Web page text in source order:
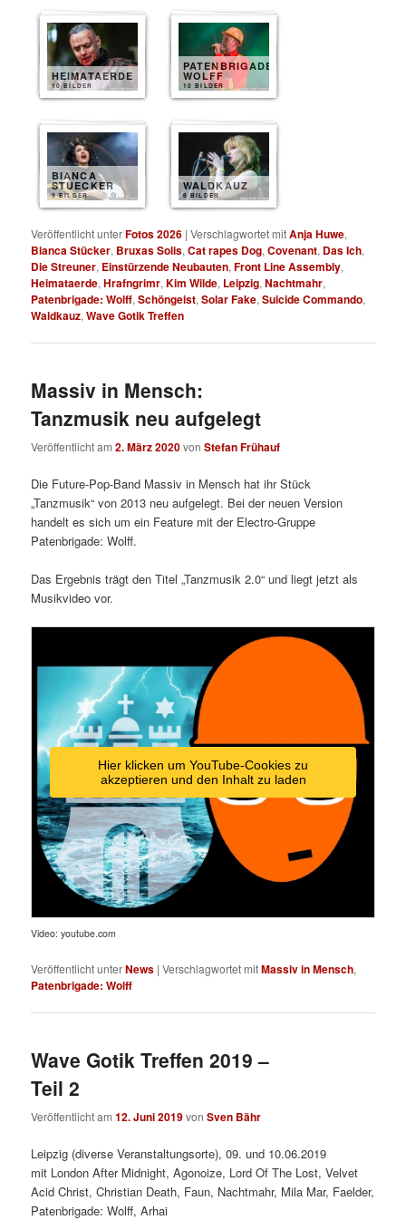
HEIMATAERDE
10 BILDER
PATENBRIGADE
WOLFF
10 BILDER
BIANCA
STUECKER
9 BILDER
WALDKAUZ
8 BILDER
Veröffentlicht unterFotos 2026 |Verschlagwortet mitAnja Huwe,
Bianca Stücker, Bruxas Solis,Cat rapes Dog,Covenant, Das Ich,
Die Streuner, Einstürzende Neubauten,Front Line Assembly,
Heimataerde,Hrafngrimr,Kim Wilde, Leipzig,Nachtmahr,
Patenbrigade: Wolff,Schöngeist,Solar Fake,Suicide Commando,
Waldkauz,Wave Gotik Treffen
Massiv in Mensch:
Tanzmusik neu aufgelegt
Veröffentlicht am2. März 2020vonStefan Frühauf
Die Future-Pop-Band Massiv in Mensch hat ihr Stück
„Tanzmusik“ von 2013 neu aufgelegt. Bei der neuen Version
handelt es sich um ein Feature mit der Electro-Gruppe
Patenbrigade: Wolff.
Das Ergebnis trägt den Titel „Tanzmusik 2.0“ und liegt jetzt als
Musikvideo vor.
Hier klicken um YouTube-Cookies zu
akzeptieren und den Inhalt zu laden
Video: youtube.com
Veröffentlicht unterNews |Verschlagwortet mitMassiv in Mensch,
Patenbrigade: Wolff
Wave Gotik Treffen 2019 –
Teil 2
Veröffentlicht am12. Juni 2019vonSven Bähr
Leipzig (diverse Veranstaltungsorte), 09. und 10.06.2019
mit London After Midnight, Agonoize, Lord Of The Lost, Velvet
Acid Christ, Christian Death, Faun, Nachtmahr, Mila Mar, Faelder,
Patenbrigade: Wolff, Arhai